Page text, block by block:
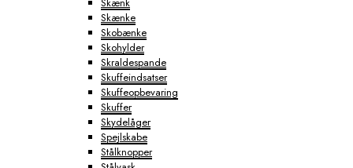
Skænke
Skobænke
Skohylder
Skraldespande
Skuffeindsatser
Skuffeopbevaring
Skuffer
Skydelåger
Spejlskabe
Stålknopper